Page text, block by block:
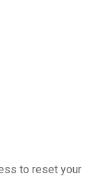
to reset your